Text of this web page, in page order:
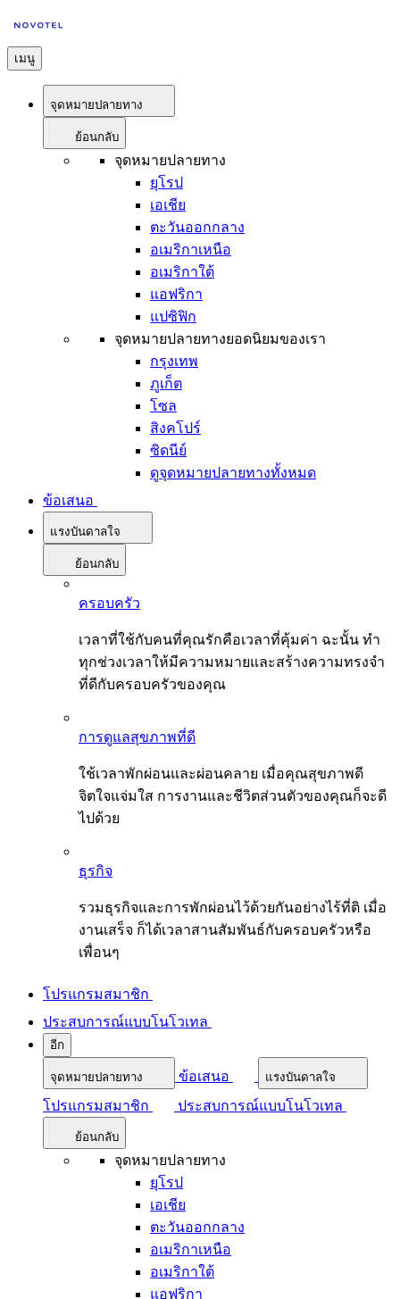
เมนู
จุดหมายปลายทาง
ย้อนกลับ
จุดหมายปลายทาง
ยุโรป
เอเชีย
ตะวันออกกลาง
อเมริกาเหนือ
อเมริกาใต้
แอฟริกา
แปซิฟิก
จุดหมายปลายทางยอดนิยมของเรา
กรุงเทพ
ภูเก็ต
โซล
สิงคโปร์
ซิดนีย์
ดูจุดหมายปลายทางทั้งหมด
ข้อเสนอ
แรงบันดาลใจ
ย้อนกลับ
ครอบครัว
เวลาที่ใช้กับคนที่คุณรักคือเวลาที่คุ้มค่า ฉะนั้น ทำ
ทุกช่วงเวลาให้มีความหมายและสร้างความทรงจำ
ที่ดีกับครอบครัวของคุณ
การดูแลสุขภาพที่ดี
ใช้เวลาพักผ่อนและผ่อนคลาย เมื่อคุณสุขภาพดี
จิตใจแจ่มใส การงานและชีวิตส่วนตัวของคุณก็จะดี
ไปด้วย
ธุรกิจ
รวมธุรกิจและการพักผ่อนไว้ด้วยกันอย่างไร้ที่ติ เมื่อ
งานเสร็จ ก็ได้เวลาสานสัมพันธ์กับครอบครัวหรือ
เพื่อนๆ
โปรแกรมสมาชิก
ประสบการณ์แบบโนโวเทล
อีก
จุดหมายปลายทาง ข้อเสนอ แรงบันดาลใจ
โปรแกรมสมาชิก ประสบการณ์แบบโนโวเทล
ย้อนกลับ
จุดหมายปลายทาง
ยุโรป
เอเชีย
ตะวันออกกลาง
อเมริกาเหนือ
อเมริกาใต้
แอฟริกา